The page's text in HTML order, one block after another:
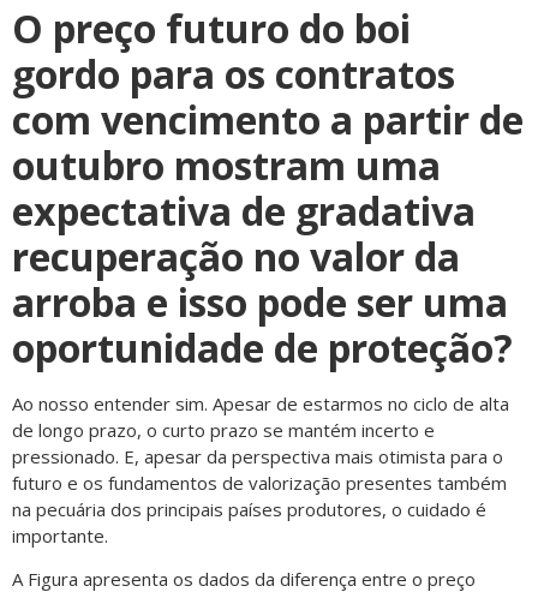
O preço futuro do boi
gordo para os contratos
com vencimento a partir de
outubro mostram uma
expectativa de gradativa
recuperação no valor da
arroba e isso pode ser uma
oportunidade de proteção?
Ao nosso entender sim. Apesar de estarmos no ciclo de alta
de longo prazo, o curto prazo se mantém incerto e
pressionado. E, apesar da perspectiva mais otimista para o
futuro e os fundamentos de valorização presentes também
na pecuária dos principais países produtores, o cuidado é
importante.
A Figura apresenta os dados da diferença entre o preço